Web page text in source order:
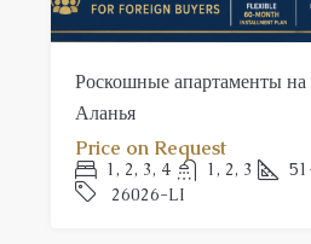
Роскошные апартаменты
Аланья
Price on Request
1, 2, 3, 4 1, 2, 3
26026-LI